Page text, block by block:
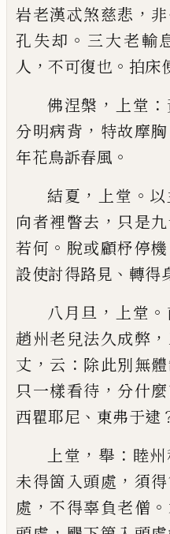
岩老漢忒煞慈悲 ，
孔失却 。 三大老輸
人 ， 不可復也 。 拍床
佛涅槃 ， 上堂 ：
分明病背 ， 特故摩胸
年花鳥訴春風 。
結夏 ， 上堂 。
向者裡瞥去 ， 只是
若何 。 脫或顧杼停機
設使討得路見 、 轉得
八月旦 ， 上堂 。
趙州老兒法久成弊 ，
丈 ， 云 ： 除此別無
只一樣看待 ， 分什
西瞿耶尼 、 東弗于逮
上堂 ， 舉 ： 睦
未得箇 入頭處 ， 須
處 ，不得辜負老僧 。